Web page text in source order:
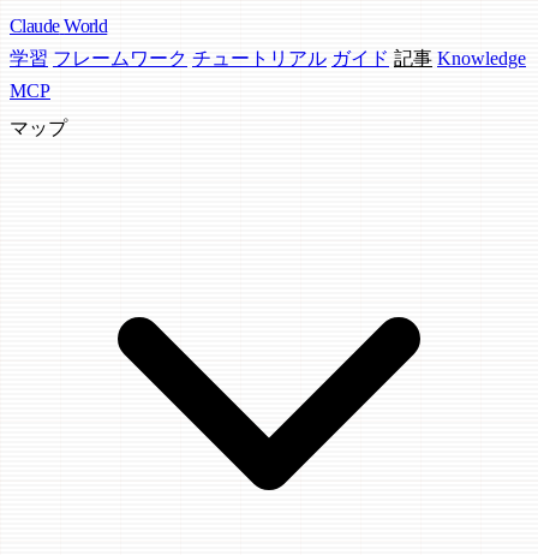
Claude World
学習 フレームワーク チュートリアル ガイド 記事 Knowledge
MCP
マップ